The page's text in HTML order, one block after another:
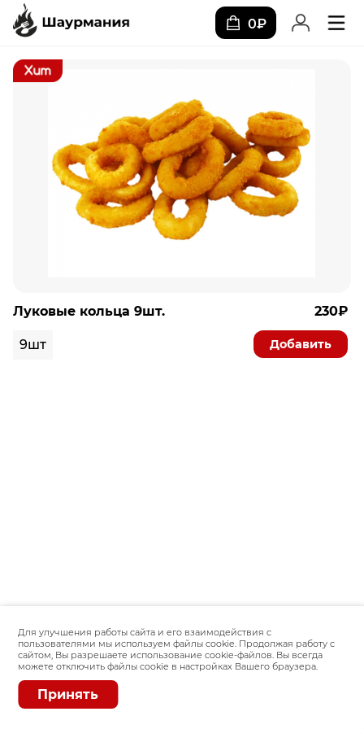
0₽
Луковые кольца 9шт. 230₽
9шт Добавить
Для улучшения работы сайта и его взаимодействия с
пользователями мы используем файлы cookie. Продолжая работу с
сайтом, Вы разрешаете использование cookie-файлов. Вы всегда
можете отключить файлы cookie в настройках Вашего браузера.
Принять